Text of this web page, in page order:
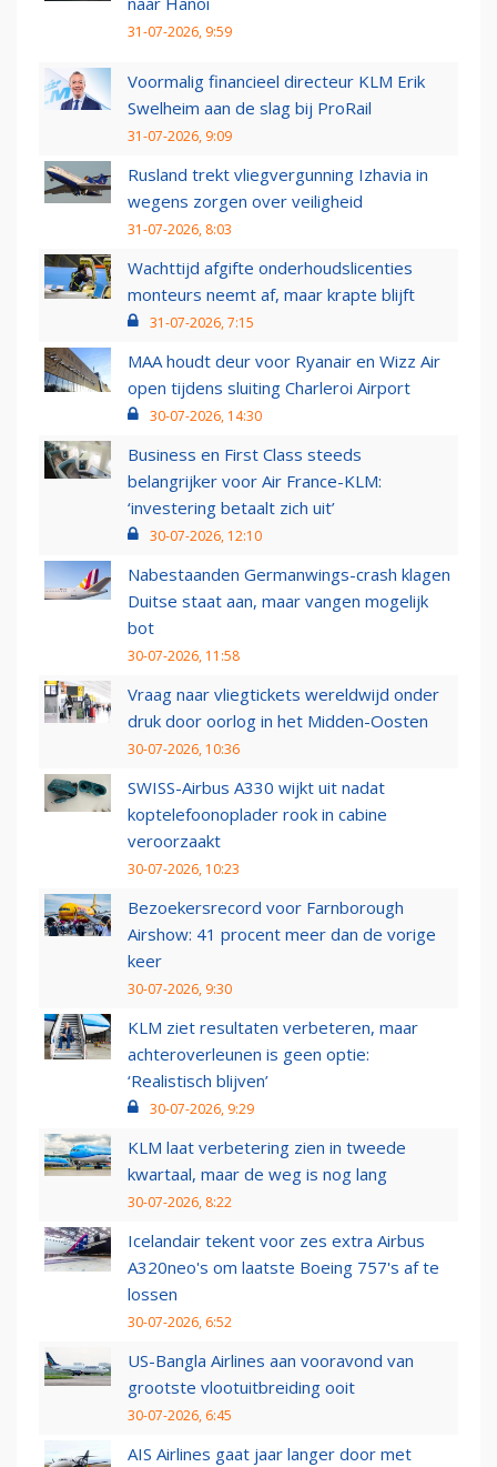
31-07-2026, 9:59
Voormalig financieel directeur KLM Erik
Swelheim aan de slag bij ProRail
31-07-2026, 9:09
Rusland trekt vliegvergunning Izhavia in
wegens zorgen over veiligheid
31-07-2026, 8:03
Wachttijd afgifte onderhoudslicenties
monteurs neemt af, maar krapte blijft
31-07-2026, 7:15
MAA houdt deur voor Ryanair en Wizz Air
open tijdens sluiting Charleroi Airport
30-07-2026, 14:30
Business en First Class steeds
belangrijker voor Air France-KLM:
‘investering betaalt zich uit’
30-07-2026, 12:10
Nabestaanden Germanwings-crash klagen
Duitse staat aan, maar vangen mogelijk
bot
30-07-2026, 11:58
Vraag naar vliegtickets wereldwijd onder
druk door oorlog in het Midden-Oosten
30-07-2026, 10:36
SWISS-Airbus A330 wijkt uit nadat
koptelefoonoplader rook in cabine
veroorzaakt
30-07-2026, 10:23
Bezoekersrecord voor Farnborough
Airshow: 41 procent meer dan de vorige
keer
30-07-2026, 9:30
KLM ziet resultaten verbeteren, maar
achteroverleunen is geen optie:
‘Realistisch blijven’
30-07-2026, 9:29
KLM laat verbetering zien in tweede
kwartaal, maar de weg is nog lang
30-07-2026, 8:22
Icelandair tekent voor zes extra Airbus
A320neo's om laatste Boeing 757's af te
lossen
30-07-2026, 6:52
US-Bangla Airlines aan vooravond van
grootste vlootuitbreiding ooit
30-07-2026, 6:45
AIS Airlines gaat jaar langer door met